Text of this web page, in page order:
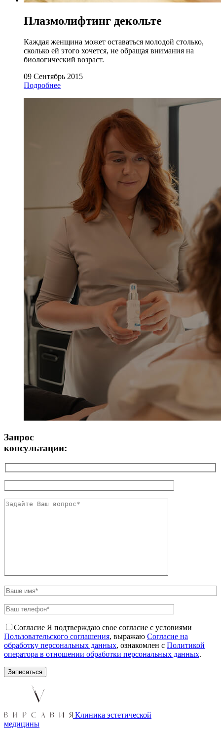
Плазмолифтинг декольте
Каждая женщина может оставаться молодой столько,
сколько ей этого хочется, не обращая внимания на
биологический возраст.
09 Сентябрь 2015
Подробнее
Запрос
консультации:
Согласие Я подтверждаю свое согласие с условиями
Пользовательского соглашения, выражаю Согласие на
обработку персональных данных, ознакомлен с Политикой
оператора в отношении обработки персональных данных.
Клиника эстетической
медицины